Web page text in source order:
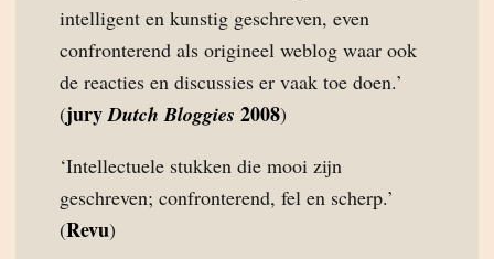
intelligent en kunstig geschreven, even
confronterend als origineel weblog waar ook
de reacties en discussies er vaak toe doen.’
(juryDutch Bloggies 2008)
‘Intellectuele stukken die mooi zijn
geschreven; confronterend, fel en scherp.’
(Revu)